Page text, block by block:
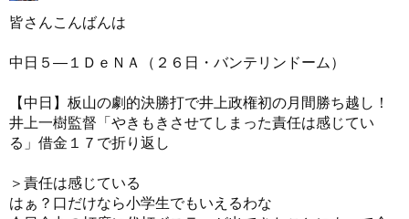
皆さんこんばんは
中日５―１ＤｅＮＡ（２６日・バンテリンドーム）
【中日】板山の劇的決勝打で井上政権初の月間勝ち越し！
井上一樹監督「やきもきさせてしまった責任は感じてい
る」借金１７で折り返し
＞責任は感じている
はぁ？口だけなら小学生でもいえるわな